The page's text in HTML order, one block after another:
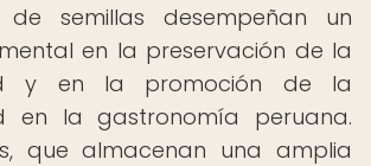
semillas desempeñan un
en la preservación de la
y en la promoción de la
en la gastronomía peruana.
que almacenan una amplia